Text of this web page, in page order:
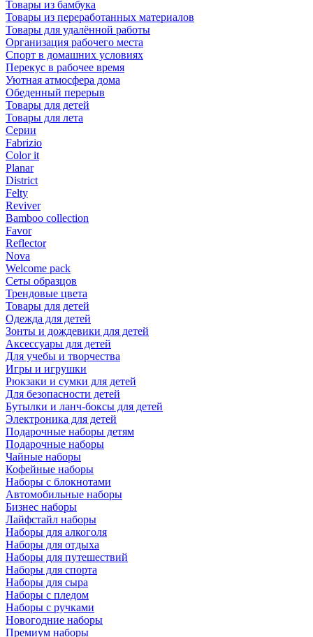
Товары из бамбука
Товары из переработанных материалов
Товары для удалённой работы
Организация рабочего места
Спорт в домашних условиях
Перекус в рабочее время
Уютная атмосфера дома
Обеденный перерыв
Товары для детей
Товары для лета
Серии
Fabrizio
Color it
Planar
District
Felty
Reviver
Bamboo collection
Favor
Reflector
Nova
Welcome pack
Сеты образцов
Трендовые цвета
Товары для детей
Одежда для детей
Зонты и дождевики для детей
Аксессуары для детей
Для учебы и творчества
Игры и игрушки
Рюкзаки и сумки для детей
Для безопасности детей
Бутылки и ланч-боксы для детей
Электроника для детей
Подарочные наборы детям
Подарочные наборы
Чайные наборы
Кофейные наборы
Наборы с блокнотами
Автомобильные наборы
Бизнес наборы
Лайфстайл наборы
Наборы для алкоголя
Наборы для отдыха
Наборы для путешествий
Наборы для спорта
Наборы для сыра
Наборы с пледом
Наборы с ручками
Новогодние наборы
Премиум наборы